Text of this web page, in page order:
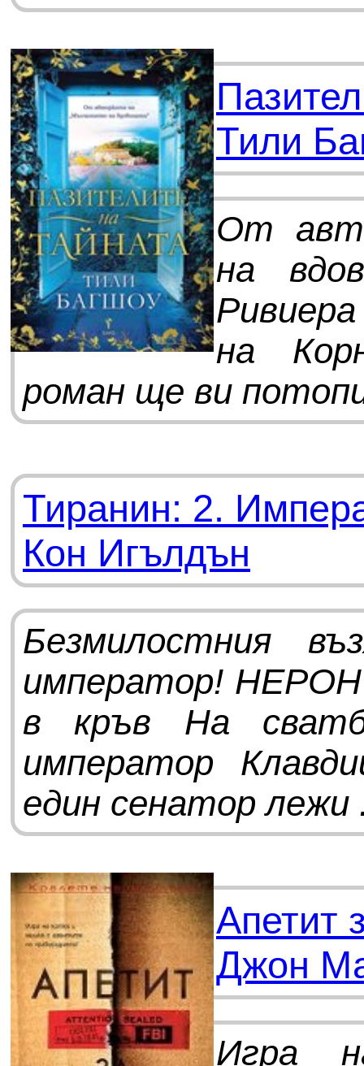
Тили
От
на
на
роман ще ви
Тиранин: 2.
Кон Игълдън
Безмилостния
император! НЕРОН
в кръв На
император
един сенатор лежи
Апетит
Джон
Игра